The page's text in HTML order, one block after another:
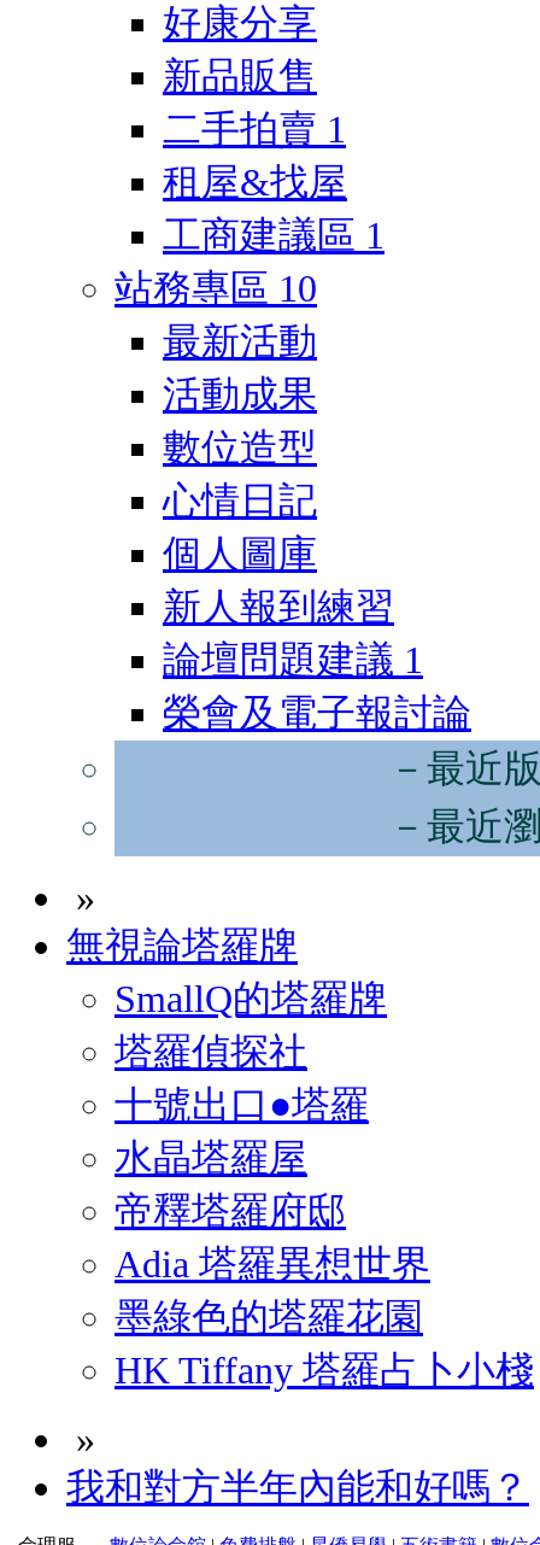
好康分享
新品販售
二手拍賣 1
租屋&找屋
工商建議區 1
站務專區 10
最新活動
活動成果
數位造型
心情日記
個人圖庫
新人報到練習
論壇問題建議 1
榮會及電子報討論
－最近
－最近
»
無視論塔羅牌
SmallQ的塔羅牌
塔羅偵探社
十號出口●塔羅
水晶塔羅屋
帝釋塔羅府邸
Adia 塔羅異想世界
墨綠色的塔羅花園
HK Tiffany 塔羅占卜小棧
»
我和對方半年內能和好嗎？